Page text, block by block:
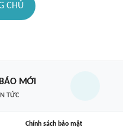
CHỦ
MỚI
TỨC
Chính sách bảo mật